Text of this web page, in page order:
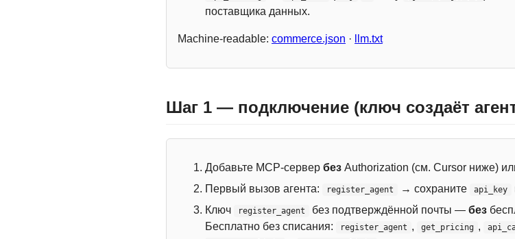
поставщика данных.
Machine-readable: commerce.json · llm.txt
Шаг 1 — подключение (ключ создаёт
Добавьте MCP-сервер без Authorization (см. Cursor ниже)
Первый вызов агента:
register_agent → сохраните api_key
Ключ
register_agent без подтверждённой почты — без
Бесплатно без списания:
register_agent , get_pricing ,